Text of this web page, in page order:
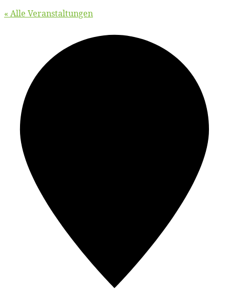
« Alle Veranstaltungen